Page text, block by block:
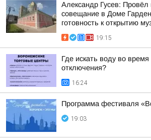
Александр Гусев:
совещание в Доме
готовность к открытию
19:15
Где искать воду во
отключения?
16:24
Программа фестиваля
19:03